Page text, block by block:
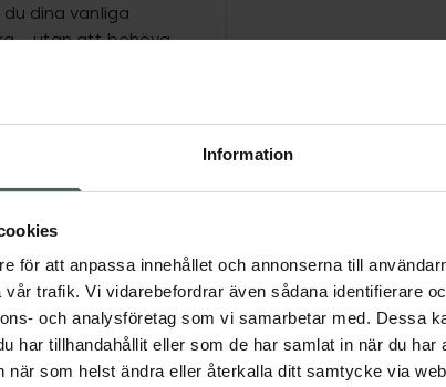
Information
för att anpassa innehållet och annonserna till
trafik. Vi vidarebefordrar även sådana identifierare
och analysföretag som vi samarbetar med. Dessa
har tillhandahållit eller som de har samlat in när du
när som helst ändra eller återkalla ditt samtycke via
dina vanliga
– utan att behöva
skyddsglasögon
på nära håll. Linserna
och är
mellan olika
ett stilrent etui för
för dig som är
håll, exempelvis
information om
produkt och omfattas
Av denna anledning
är bruten.